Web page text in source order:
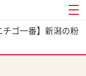
チゴ一番】新潟の粉